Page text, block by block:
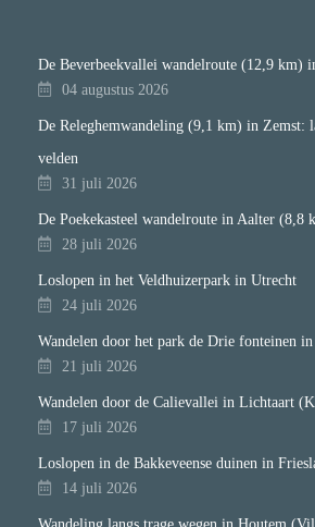
De Beverbeekvallei wandelroute (12,9 km)
04 augustus 2026
De Releghemwandeling (9,1 km) in Zemst:
velden
31 juli 2026
De Poekekasteel wandelroute in Aalter (8,8
28 juli 2026
Loslopen in het Veldhuizerpark in Utrecht
24 juli 2026
Wandelen door het park de Drie fonteinen
21 juli 2026
Wandelen door de Calievallei in Lichtaart
17 juli 2026
Loslopen in de Bakkeveense duinen in
14 juli 2026